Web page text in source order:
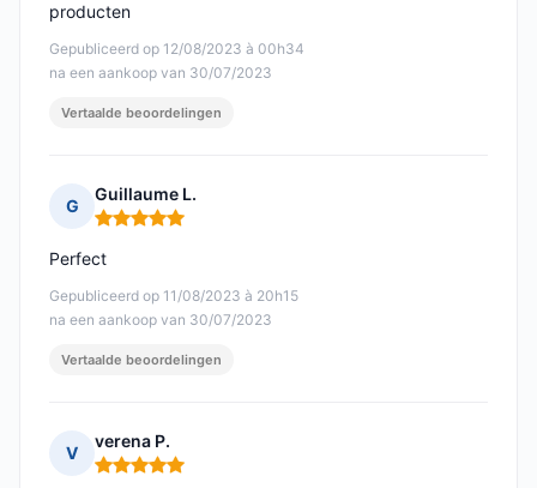
Gepubliceerd op 12/08/2023 à 00h34
na een aankoop van 30/07/2023
producten
Vertaalde beoordelingen
G
Guillaume L.
Opmerking: 5 van 5
Gepubliceerd op 11/08/2023 à 20h15
na een aankoop van 30/07/2023
Perfect
Vertaalde beoordelingen
V
verena P.
Opmerking: 5 van 5